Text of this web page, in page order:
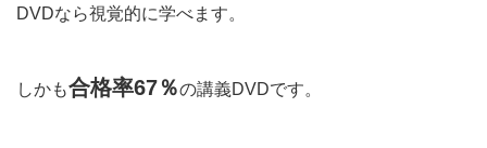
DVDなら視覚的に学べます。
しかも合格率67％の講義DVDです。